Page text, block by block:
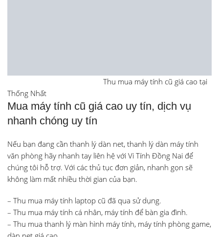
Thu mua máy tính cũ giá cao tại
Thống Nhất
Mua máy tính cũ giá cao uy tín, dịch vụ
nhanh chóng uy tín
Nếu bạn đang cần thanh lý dàn net, thanh lý dàn máy tính
văn phòng hãy nhanh tay liên hệ với Vi Tính Đồng Nai để
chúng tôi hỗ trợ. Với các thủ tục đơn giản, nhanh gọn sẽ
không làm mất nhiều thời gian của bạn.
– Thu mua máy tính laptop cũ đã qua sử dụng.
– Thu mua máy tính cá nhân, máy tính để bàn gia đình.
– Thu mua thanh lý màn hình máy tính, máy tính phòng game,